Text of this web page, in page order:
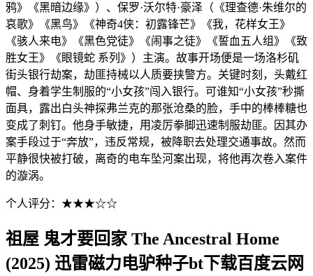
鸦》《黑暗边缘》）、保罗·沃尔特·豪泽（《理查德·朱维尔的
哀歌》《黑鸟》《神奇4侠：初露锋芒》《我，花样女王》
《骇人来电》《黑色党徒》《闹事之徒》《誓血五人组》《致
胜女王》《眼镜蛇 系列》）主演。故事开场便是一场洛杉矶
街头银行劫案，劫匪持械以人质要挟警方。关键时刻，头戴红
帽、身着学生制服的“小女孩”闯入银行。可谁知“小女孩”秒撕
面具，露出白头神探弗兰克的那张沧桑的脸，手中的棒棒糖也
变成了刺钉。他身手敏捷，用凌厉拳脚迅速制服劫匪。因其办
案手段过于“奔放”，违反常规，被降职去处理交通事故。然而
平静很快被打破，离奇的电车坠河案出现，将他再次卷入案件
的漩涡。
个人评分：★★★☆☆
祖屋 鬼才要回家 The Ancestral Home
(2025) 迅雷磁力电驴种子bt下载百度云网